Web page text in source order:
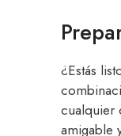
¿Estás
cualquier
amigable